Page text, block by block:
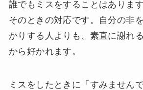
誰でもミスをすることはありま
そのときの対応です。自分の非
かりする人よりも、素直に謝れ
から好かれます。
ミスをしたときに「すみません